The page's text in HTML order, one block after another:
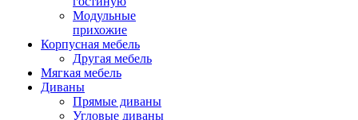
Модульные
прихожие
Корпусная мебель
Другая мебель
Мягкая мебель
Диваны
Прямые диваны
Угловые диваны